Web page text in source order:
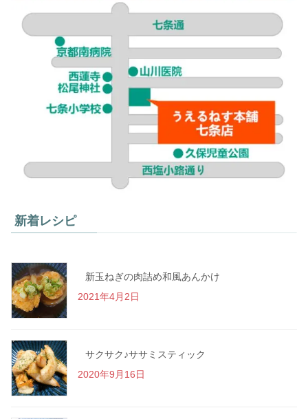
新着レシピ
新玉ねぎの肉詰め和風あんかけ
2021年4月2日
サクサク♪ササミスティック
2020年9月16日